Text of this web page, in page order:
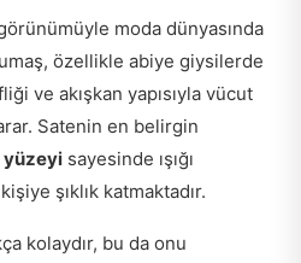
moda dünyasında
özellikle abiye giysilerde
ve akışkan yapısıyla vücut
Satenin en belirgin
yüzeyi sayesinde ışığı
şıklık katmaktadır.
kolaydır, bu da onu